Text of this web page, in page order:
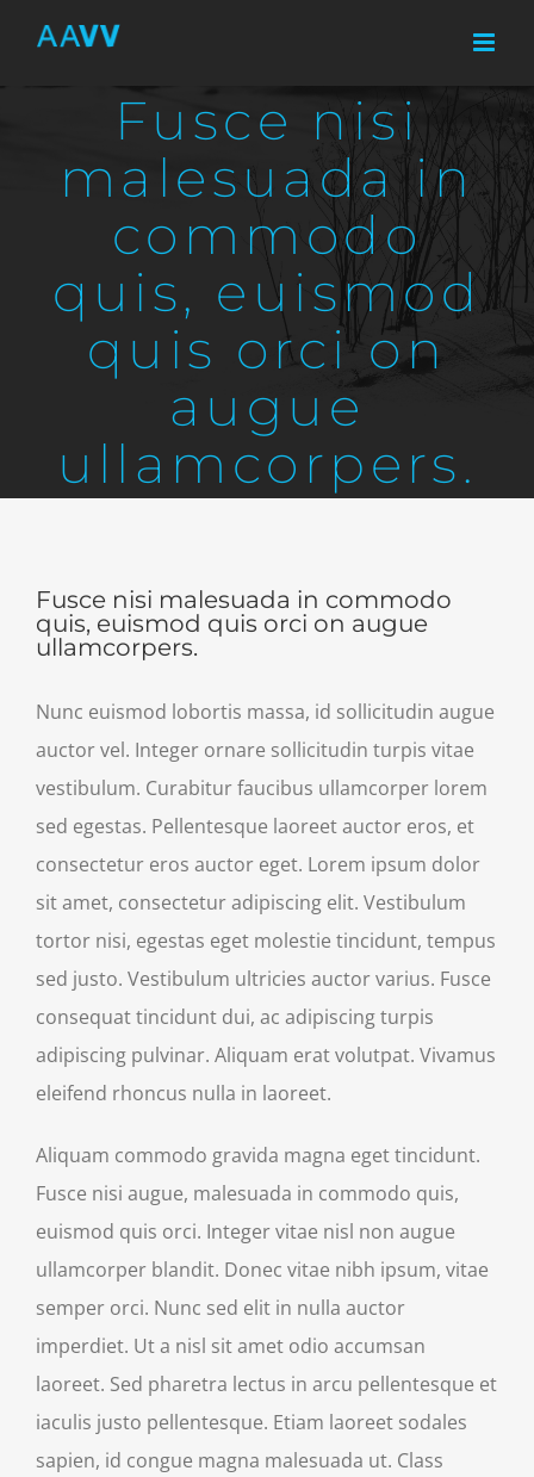
Fusce nisi
malesuada in
commodo
quis, euismod
quis orci on
augue
ullamcorpers.
Fusce nisi malesuada in commodo
quis, euismod quis orci on augue
ullamcorpers.
Nunc euismod lobortis massa, id sollicitudin augue
auctor vel. Integer ornare sollicitudin turpis vitae
vestibulum. Curabitur faucibus ullamcorper lorem
sed egestas. Pellentesque laoreet auctor eros, et
consectetur eros auctor eget. Lorem ipsum dolor
sit amet, consectetur adipiscing elit. Vestibulum
tortor nisi, egestas eget molestie tincidunt, tempus
sed justo. Vestibulum ultricies auctor varius. Fusce
consequat tincidunt dui, ac adipiscing turpis
adipiscing pulvinar. Aliquam erat volutpat. Vivamus
eleifend rhoncus nulla in laoreet.
Aliquam commodo gravida magna eget tincidunt.
Fusce nisi augue, malesuada in commodo quis,
euismod quis orci. Integer vitae nisl non augue
ullamcorper blandit. Donec vitae nibh ipsum, vitae
semper orci. Nunc sed elit in nulla auctor
imperdiet. Ut a nisl sit amet odio accumsan
laoreet. Sed pharetra lectus in arcu pellentesque et
iaculis justo pellentesque. Etiam laoreet sodales
sapien, id congue magna malesuada ut. Class